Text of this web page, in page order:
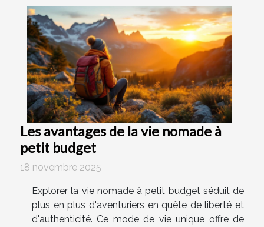
Les avantages de la vie nomade à
petit budget
18 novembre 2025
Explorer la vie nomade à petit budget séduit de
plus en plus d'aventuriers en quête de liberté et
d'authenticité. Ce mode de vie unique offre de